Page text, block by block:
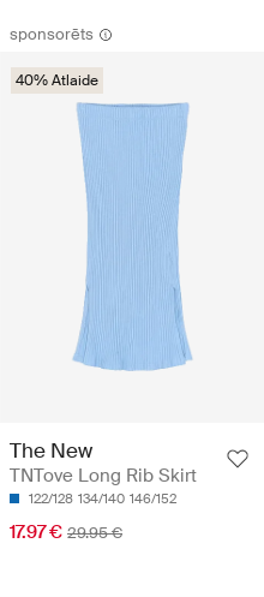
sponsorēts
40% Atlaide
The New
TNTove Long Rib Skirt
122/128 134/140 146/152
17.97 € 29.95 €